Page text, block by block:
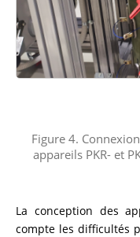
Figure 4.
appareils PKR- et
La conception des
compte les difficultés